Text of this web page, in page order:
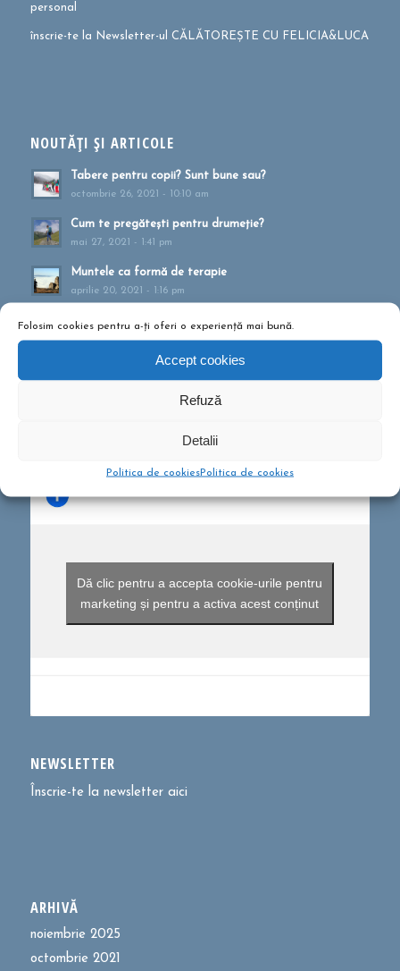
Folosim cookies pentru a-ți oferi o experiență mai bună.
Accept cookies
Refuză
Detalii
Politica de cookiesPolitica de cookies
personal
înscrie-te la Newsletter-ul CĂLĂTOREȘTE CU FELICIA&LUCA
NOUTĂȚI ȘI ARTICOLE
Tabere pentru copii? Sunt bune sau?
octombrie 26, 2021 - 10:10 am
Cum te pregătești pentru drumeție?
mai 27, 2021 - 1:41 pm
Muntele ca formă de terapie
aprilie 20, 2021 - 1:16 pm
Drumeții montane pentru familii!
februarie 13, 2020 - 5:21 pm
Ce să conțină rucsacul într-o drumeție de o zi?
Dă clic pentru a accepta cookie-urile pentru
marketing și pentru a activa acest conținut
NEWSLETTER
Înscrie-te la newsletter aici
ARHIVĂ
noiembrie 2025
octombrie 2021